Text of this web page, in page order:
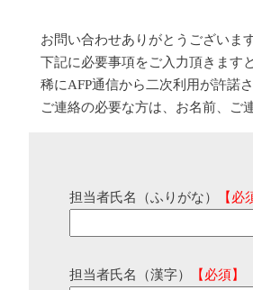
お問い合わせありがとうございます
下記に必要事項をご入力頂きます
稀にAFP通信から二次利用が許諾
ご連絡の必要な方は、お名前、ご
担当者氏名（ふりがな） 【必
担当者氏名（漢字） 【必須】